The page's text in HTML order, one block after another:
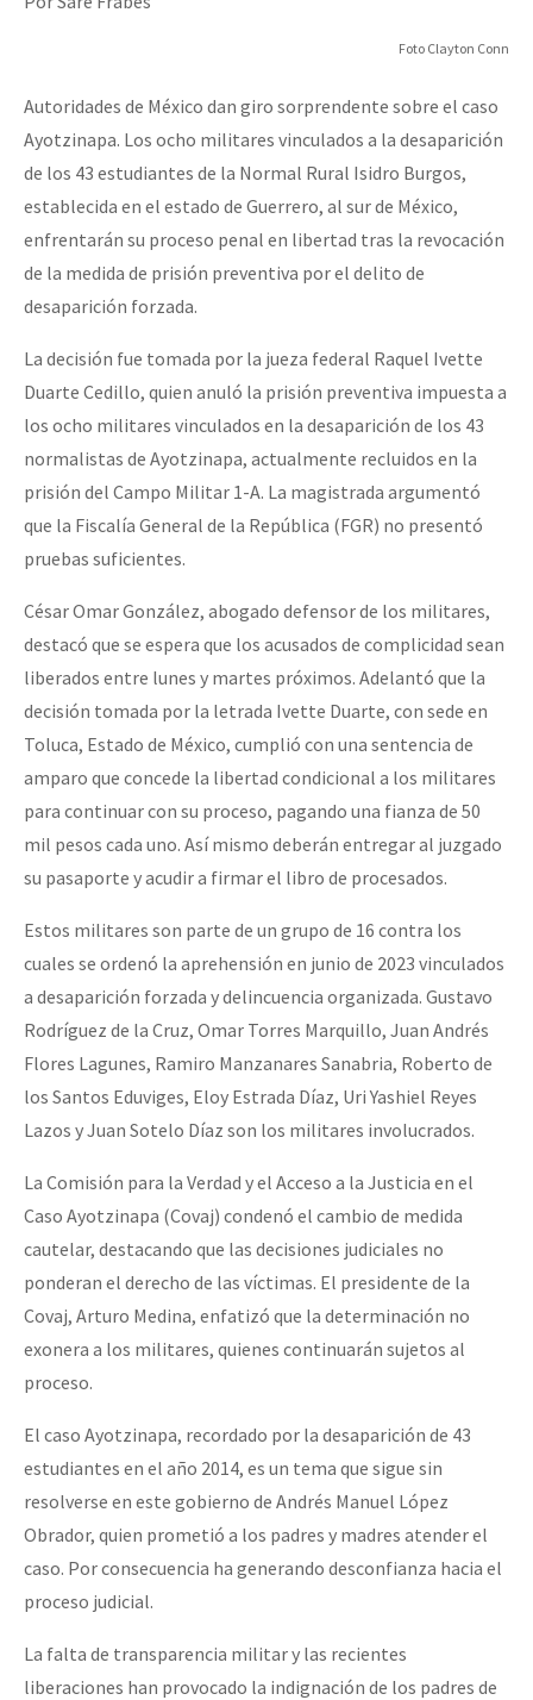
Foto Clayton Conn
Autoridades de México dan giro sorprendente sobre el caso
Ayotzinapa. Los ocho militares vinculados a la desaparición
de los 43 estudiantes de la Normal Rural Isidro Burgos,
establecida en el estado de Guerrero, al sur de México,
enfrentarán su proceso penal en libertad tras la revocación
de la medida de prisión preventiva por el delito de
desaparición forzada.
La decisión fue tomada por la jueza federal Raquel Ivette
Duarte Cedillo, quien anuló la prisión preventiva impuesta a
los ocho militares vinculados en la desaparición de los 43
normalistas de Ayotzinapa, actualmente recluidos en la
prisión del Campo Militar 1-A. La magistrada argumentó
que la Fiscalía General de la República (FGR) no presentó
pruebas suficientes.
César Omar González, abogado defensor de los militares,
destacó que se espera que los acusados de complicidad sean
liberados entre lunes y martes próximos. Adelantó que la
decisión tomada por la letrada Ivette Duarte, con sede en
Toluca, Estado de México, cumplió con una sentencia de
amparo que concede la libertad condicional a los militares
para continuar con su proceso, pagando una fianza de 50
mil pesos cada uno. Así mismo deberán entregar al juzgado
su pasaporte y acudir a firmar el libro de procesados.
Estos militares son parte de un grupo de 16 contra los
cuales se ordenó la aprehensión en junio de 2023 vinculados
a desaparición forzada y delincuencia organizada. Gustavo
Rodríguez de la Cruz, Omar Torres Marquillo, Juan Andrés
Flores Lagunes, Ramiro Manzanares Sanabria, Roberto de
los Santos Eduviges, Eloy Estrada Díaz, Uri Yashiel Reyes
Lazos y Juan Sotelo Díaz son los militares involucrados.
La Comisión para la Verdad y el Acceso a la Justicia en el
Caso Ayotzinapa (Covaj) condenó el cambio de medida
cautelar, destacando que las decisiones judiciales no
ponderan el derecho de las víctimas. El presidente de la
Covaj, Arturo Medina, enfatizó que la determinación no
exonera a los militares, quienes continuarán sujetos al
proceso.
El caso Ayotzinapa, recordado por la desaparición de 43
estudiantes en el año 2014, es un tema que sigue sin
resolverse en este gobierno de Andrés Manuel López
Obrador, quien prometió a los padres y madres atender el
caso. Por consecuencia ha generando desconfianza hacia el
proceso judicial.
La falta de transparencia militar y las recientes
liberaciones han provocado la indignación de los padres de